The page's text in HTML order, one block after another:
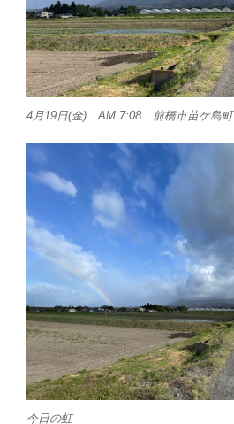
4月19日(金) AM 7:08 前橋市苗ケ島町
今日の虹